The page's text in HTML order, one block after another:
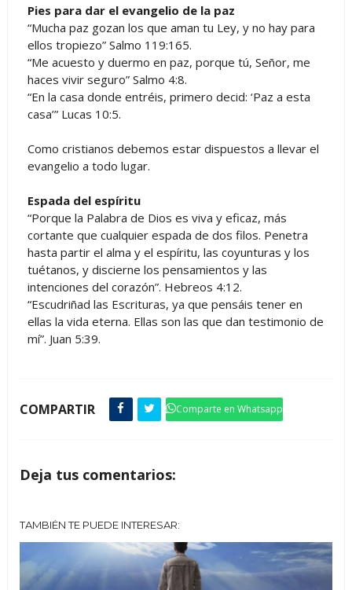
Pies para dar el evangelio de la paz
“Mucha paz gozan los que aman tu Ley, y no hay para
ellos tropiezo” Salmo 119:165.
“Me acuesto y duermo en paz, porque tú, Señor, me
haces vivir seguro” Salmo 4:8.
“En la casa donde entréis, primero decid: ‘Paz a esta
casa’” Lucas 10:5.
Como cristianos debemos estar dispuestos a llevar el
evangelio a todo lugar.
Espada del espíritu
“Porque la Palabra de Dios es viva y eficaz, más
cortante que cualquier espada de dos filos. Penetra
hasta partir el alma y el espíritu, las coyunturas y los
tuétanos, y discierne los pensamientos y las
intenciones del corazón”. Hebreos 4:12.
“Escudriñad las Escrituras, ya que pensáis tener en
ellas la vida eterna. Ellas son las que dan testimonio de
mí”. Juan 5:39.
COMPARTIR Comparte en Whatsapp
Deja tus comentarios:
TAMBIÉN TE PUEDE INTERESAR: